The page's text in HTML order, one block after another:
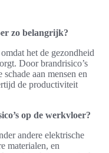
zo belangrijk?
het de gezondheid
Door brandrisico’s
aan mensen en
de productiviteit
op de werkvloer?
andere elektrische
materialen, en